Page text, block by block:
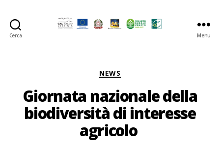
Cerca Menu
Categorie
NEWS
Giornata nazionale della
biodiversità di interesse
agricolo